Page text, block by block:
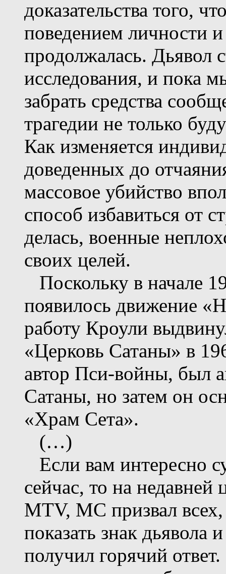
доказательства того,
поведением личности
продолжалась. Дьявол
исследования, и пока
забрать средства
трагедии не только
Как изменяется
доведенных до
массовое убийство
способ избавиться от
делась, военные
своих целей.
Поскольку в начале
появилось движение
работу Кроули
«Церковь Сатаны» в
автор Пси-войны, был
Сатаны, но затем он
«Храм Сета».
(…)
Если вам интересно
сейчас, то на
MTV, MC призвал
показать знак дьявола
получил горячий